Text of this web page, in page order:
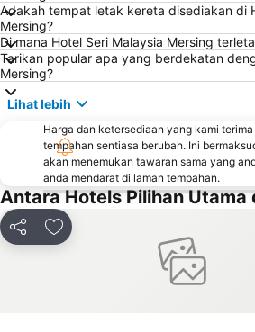
Adakah tempat letak kereta disediakan di
Mersing?
Di mana Hotel Seri Malaysia Mersing
Tarikan popular apa yang berdekatan
Mersing?
Lihat lebih
Harga dan ketersediaan yang kami
tempahan sentiasa berubah. Ini
akan menemukan tawaran sama yang
anda mendarat di laman tempahan.
Antara Hotels Pilihan Utama
Kongsi Tambah ke favorit